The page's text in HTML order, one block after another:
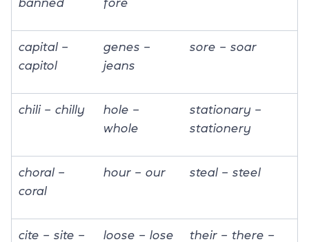
capital –
capitol
genes –
jeans
sore – soar
chili – chilly
hole –
whole
stationary –
stationery
choral –
coral
hour – our steal – steel
cite – site –
loose – lose
their – there –